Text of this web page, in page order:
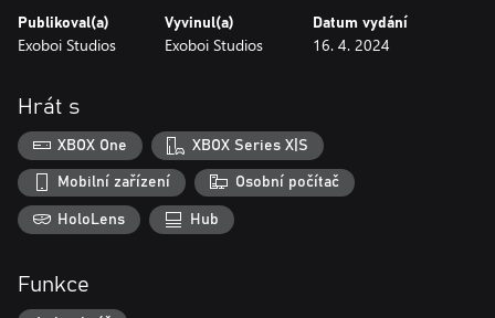
Publikoval(a)
Exoboi Studios
Vyvinul(a)
Exoboi Studios
Datum vydání
16. 4. 2024
Hrát s
XBOX One XBOX Series X|S
Mobilní zařízení Osobní počítač
HoloLens Hub
Funkce